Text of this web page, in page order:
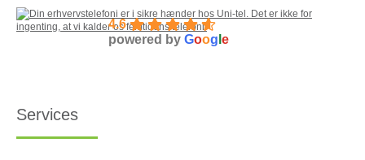
4.6
powered by Goog e
Services